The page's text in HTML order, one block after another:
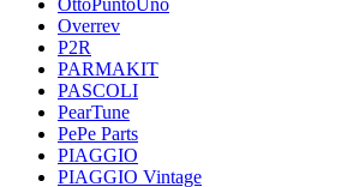
OttoPuntoUno
Overrev
P2R
PARMAKIT
PASCOLI
PearTune
PePe Parts
PIAGGIO
PIAGGIO Vintage